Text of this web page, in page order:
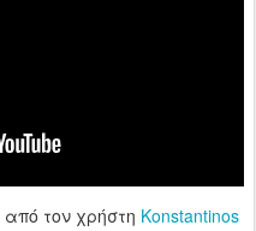
από τον χρήστη Konstantinos